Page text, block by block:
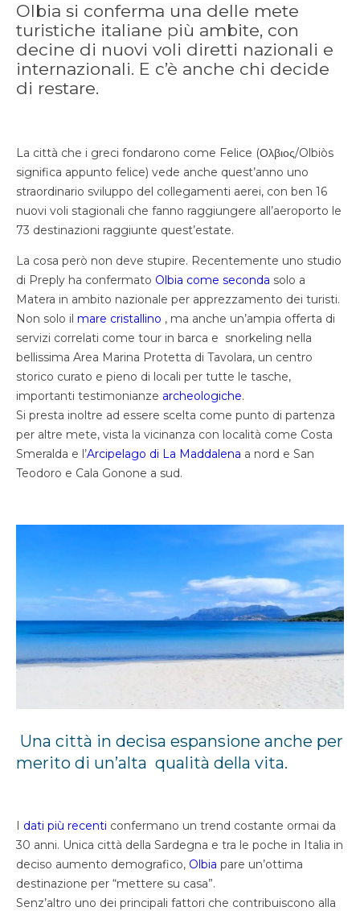
Olbia si conferma una delle mete
turistiche italiane più ambite, con
decine di nuovi voli diretti nazionali e
internazionali. E c’è anche chi decide
di restare.
La città che i greci fondarono come Felice (Ολβιος/Olbiòs
significa appunto felice) vede anche quest’anno uno
straordinario sviluppo del collegamenti aerei, con ben 16
nuovi voli stagionali che fanno raggiungere all’aeroporto le
73 destinazioni raggiunte quest’estate.
La cosa però non deve stupire. Recentemente uno studio
di Preply ha confermato Olbia come seconda solo a
Matera in ambito nazionale per apprezzamento dei turisti.
Non solo il mare cristallino , ma anche un’ampia offerta di
servizi correlati come tour in barca e snorkeling nella
bellissima Area Marina Protetta di Tavolara, un centro
storico curato e pieno di locali per tutte le tasche,
importanti testimonianze archeologiche.
Si presta inoltre ad essere scelta come punto di partenza
per altre mete, vista la vicinanza con località come Costa
Smeralda e l’Arcipelago di La Maddalena a nord e San
Teodoro e Cala Gonone a sud.
Una città in decisa espansione anche per
merito di un’alta qualità della vita.
I dati più recenti confermano un trend costante ormai da
30 anni. Unica città della Sardegna e tra le poche in Italia in
deciso aumento demografico, Olbia pare un’ottima
destinazione per “mettere su casa”.
Senz’altro uno dei principali fattori che contribuiscono alla